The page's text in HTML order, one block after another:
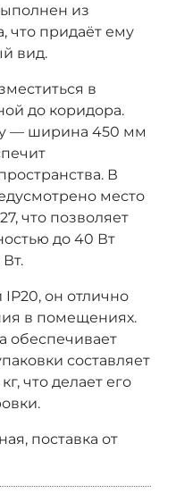
из
что придаёт ему
вид.
в
до коридора.
— ширина 450 мм
В
место
что позволяет
до 40 Вт
он отлично
в помещениях.
обеспечивает
составляет
что делает его
поставка от